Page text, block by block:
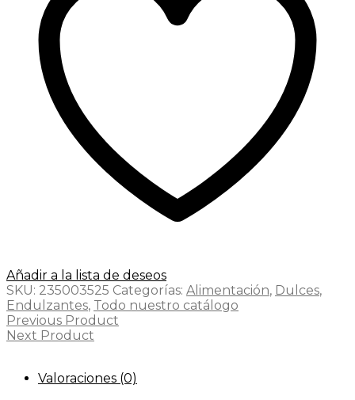
Añadir a la lista de deseos
SKU: 235003525 Categorías: Alimentación, Dulces,
Endulzantes, Todo nuestro catálogo
Previous Product
Next Product
Valoraciones (0)